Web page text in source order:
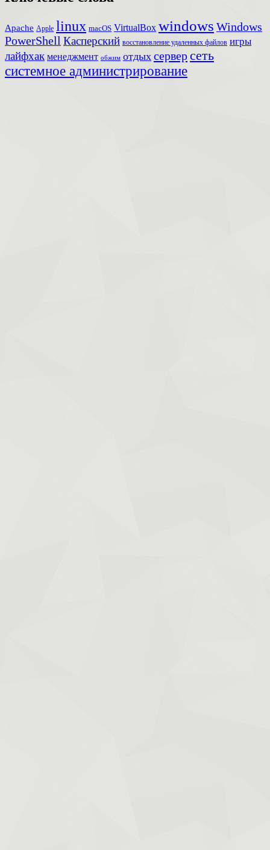
Apache Apple linux macOS VirtualBox windows Windows
PowerShell Касперский восстановление удаленных файлов игры
лайфхак менеджмент обжим отдых серверсеть
системное администрирование